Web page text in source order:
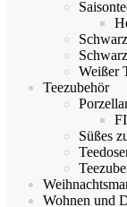
Weißer
Teezubehör
Süßes
Wohnen und